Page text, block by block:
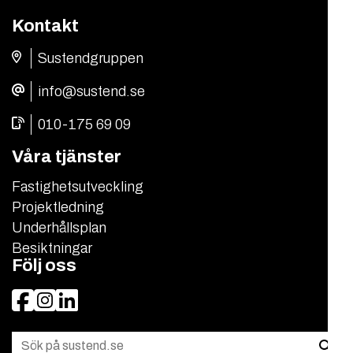
Kontakt
Sustendgruppen
info@sustend.se
010-175 69 09
Våra tjänster
Fastighetsutveckling
Projektledning
Underhållsplan
Besiktningar
Följ oss
Facebook Instagram LinkedIn
Sök